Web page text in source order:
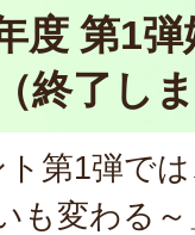
度 第1
終了し
第1弾で
も変わる